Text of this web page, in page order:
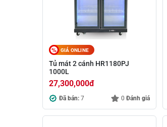
GIÁ ONLINE
Tủ mát 2 cánh HR1180PJ
1000L
27,300,000đ
Đã bán: 7 0 Đánh giá